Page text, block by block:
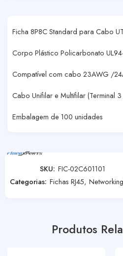
Ficha 8P8C Standard para Cabo
Corpo Plástico Policarbonato
Compatível com cabo 23AWG /
Cabo Unifilar e Multifilar (Terminal 3
Embalagem de 100 unidades
SKU: FIC-02C601101
Categorias: Fichas RJ45, Networking
Produtos